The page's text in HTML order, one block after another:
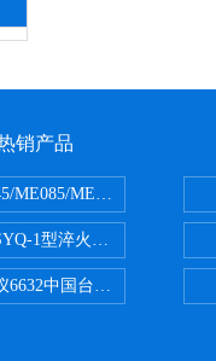
销产品
ME085/ME150ME系列
1型淬火介质冷却性能测
6632中国台湾益和